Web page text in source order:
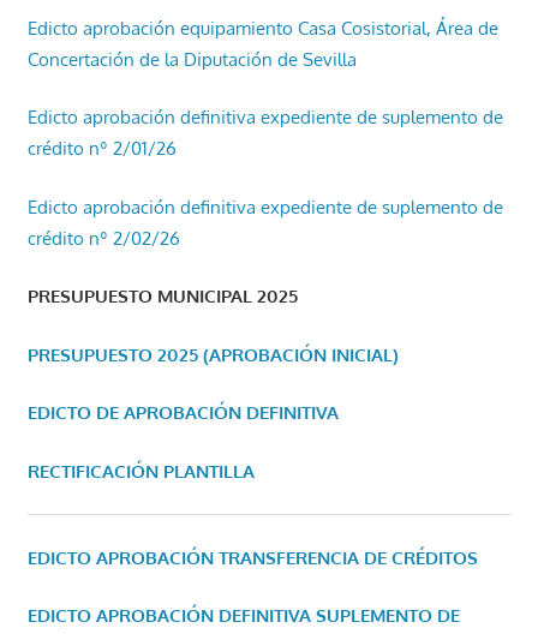
Edicto aprobación equipamiento Casa Cosistorial, Área de
Concertación de la Diputación de Sevilla
Edicto aprobación definitiva expediente de suplemento de
crédito nº 2/01/26
Edicto aprobación definitiva expediente de suplemento de
crédito nº 2/02/26
PRESUPUESTO MUNICIPAL 2025
PRESUPUESTO 2025 (APROBACIÓN INICIAL)
EDICTO DE APROBACIÓN DEFINITIVA
RECTIFICACIÓN PLANTILLA
EDICTO APROBACIÓN TRANSFERENCIA DE CRÉDITOS
EDICTO APROBACIÓN DEFINITIVA SUPLEMENTO DE